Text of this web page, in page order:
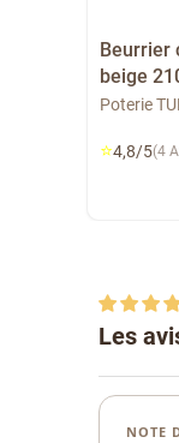
Beurrier
beige
Poterie
⭐4,8/5(4
Les
NOTE